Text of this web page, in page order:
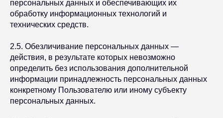
персональных данных и обеспечивающих их
обработку информационных технологий и
технических средств.
2.5. Обезличивание персональных данных —
действия, в результате которых невозможно
определить без использования дополнительной
информации принадлежность персональных данных
конкретному Пользователю или иному субъекту
персональных данных.